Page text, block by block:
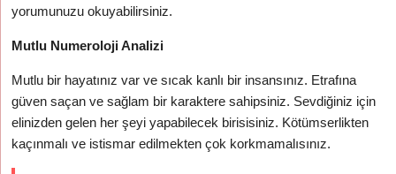
yorumunuzu okuyabilirsiniz.
Mutlu Numeroloji Analizi
Mutlu bir hayatınız var ve sıcak kanlı bir insansınız. Etrafına
güven saçan ve sağlam bir karaktere sahipsiniz. Sevdiğiniz için
elinizden gelen her şeyi yapabilecek birisisiniz. Kötümserlikten
kaçınmalı ve istismar edilmekten çok korkmamalısınız.